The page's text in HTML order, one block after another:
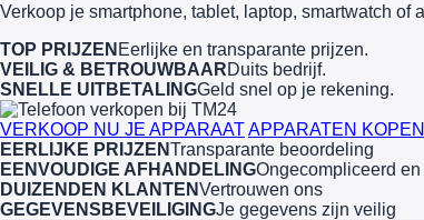
Verkoop je smartphone, tablet, laptop, smartwatch
TOP PRIJZEN Eerlijke en transparante prijzen.
VEILIG & BETROUWBAARDuits bedrijf.
SNELLE UITBETALINGGeld snel op je rekening.
VERKOOP NU JE APPARAATAPPARATEN KOPEN
EERLIJKE PRIJZENTransparante beoordeling
EENVOUDIGE AFHANDELINGOngecompliceerd en
DUIZENDEN KLANTENVertrouwen ons
GEGEVENSBEVEILIGINGJe gegevens zijn veilig